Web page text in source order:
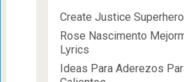
Create Justice
Rose Nascimento
Lyrics
Ideas Para Aderezos